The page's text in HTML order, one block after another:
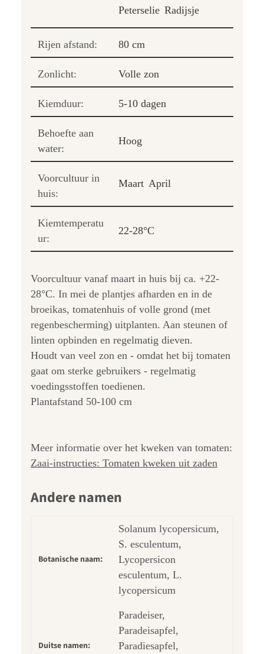
Peterselie Radijsje
Rijen afstand: 80 cm
Zonlicht: Volle zon
Kiemduur: 5-10 dagen
Behoefte aan
water:
Hoog
Voorcultuur in
huis:
Maart April
Kiemtemperatu
ur:
22-28°C
Voorcultuur vanaf maart in huis bij ca. +22-
28°C. In mei de plantjes afharden en in de
broeikas, tomatenhuis of volle grond (met
regenbescherming) uitplanten. Aan steunen of
linten opbinden en regelmatig dieven.
Houdt van veel zon en - omdat het bij tomaten
gaat om sterke gebruikers - regelmatig
voedingsstoffen toedienen.
Plantafstand 50-100 cm
Meer informatie over het kweken van tomaten:
Zaai-instructies: Tomaten kweken uit zaden
Andere namen
Botanische naam:
Solanum lycopersicum,
S. esculentum,
Lycopersicon
esculentum, L.
lycopersicum
Duitse namen:
Paradeiser,
Paradeisapfel,
Paradiesapfel,